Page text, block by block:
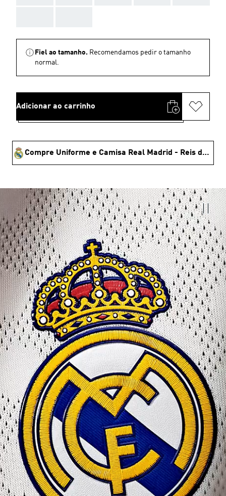
Fiel ao tamanho. Recomendamos pedir o tamanho
normal.
Adicionar ao carrinho
Compre Uniforme e Camisa Real Madrid - Reis da Europa 🏆